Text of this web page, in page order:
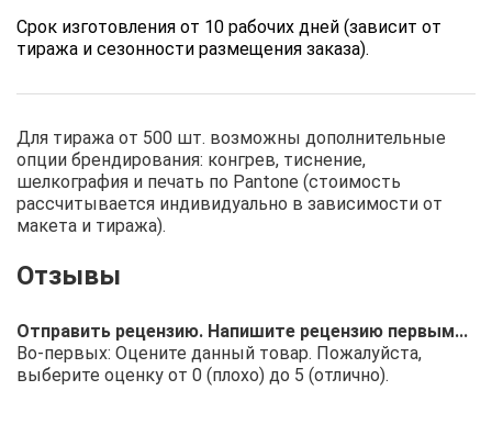
Срок изготовления от 10 рабочих дней (зависит от
тиража и сезонности размещения заказа).
Для тиража от 500 шт. возможны дополнительные
опции брендирования: конгрев, тиснение,
шелкография и печать по Pantone (стоимость
рассчитывается индивидуально в зависимости от
макета и тиража).
Отправить рецензию. Напишите рецензию первым...
Во-первых: Оцените данный товар. Пожалуйста,
выберите оценку от 0 (плохо) до 5 (отлично).